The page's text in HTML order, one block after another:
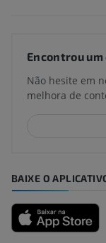
Encontrou um
Não hesite em
melhora de
BAIXE O